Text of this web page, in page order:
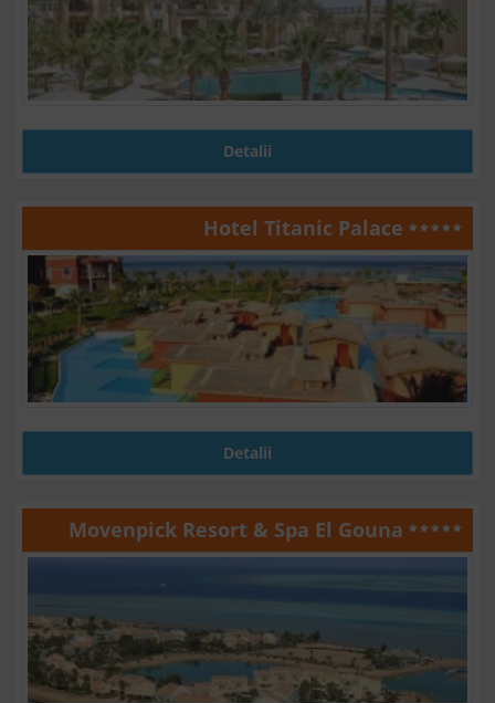
Detalii
Hotel Titanic Palace
Detalii
Movenpick Resort & Spa El Gouna